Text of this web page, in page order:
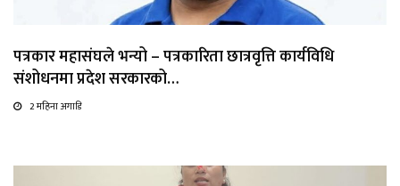
पत्रकार महासंघले भन्यो – पत्रकारिता छात्रवृत्ति कार्यविधि
संशोधनमा प्रदेश सरकारको…
2 महिना अगाडि